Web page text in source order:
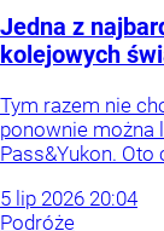
Jedna z
kolejowych
Tym razem nie
ponownie można
Pass&Yukon. Oto
5 lip 2026 20:04
Podróże